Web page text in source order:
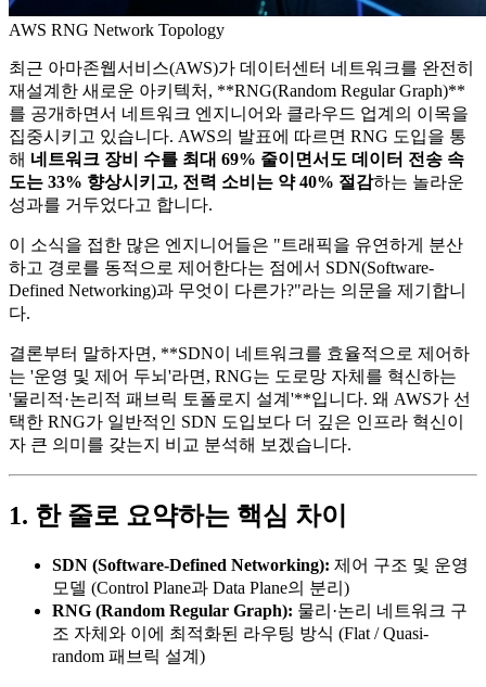
AWS RNG Network Topology
최근 아마존웹서비스(AWS)가 데이터센터 네트워크를 완전히
재설계한 새로운 아키텍처, **RNG(Random Regular Graph)**
를 공개하면서 네트워크 엔지니어와 클라우드 업계의 이목을
집중시키고 있습니다. AWS의 발표에 따르면 RNG 도입을 통
해 네트워크 장비 수를 최대 69% 줄이면서도 데이터 전송 속
도는 33% 향상시키고, 전력 소비는 약 40% 절감하는 놀라운
성과를 거두었다고 합니다.
이 소식을 접한 많은 엔지니어들은 "트래픽을 유연하게 분산
하고 경로를 동적으로 제어한다는 점에서 SDN(Software-
Defined Networking)과 무엇이 다른가?"라는 의문을 제기합니
다.
결론부터 말하자면, **SDN이 네트워크를 효율적으로 제어하
는 '운영 및 제어 두뇌'라면, RNG는 도로망 자체를 혁신하는
'물리적·논리적 패브릭 토폴로지 설계'**입니다. 왜 AWS가 선
택한 RNG가 일반적인 SDN 도입보다 더 깊은 인프라 혁신이
자 큰 의미를 갖는지 비교 분석해 보겠습니다.
1. 한 줄로 요약하는 핵심 차이
SDN (Software-Defined Networking): 제어 구조 및 운영
모델 (Control Plane과 Data Plane의 분리)
RNG (Random Regular Graph): 물리·논리 네트워크 구
조 자체와 이에 최적화된 라우팅 방식 (Flat / Quasi-
random 패브릭 설계)